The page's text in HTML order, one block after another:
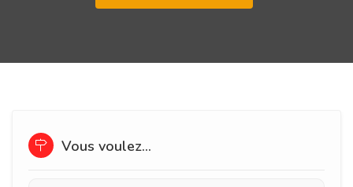
Vous voulez...